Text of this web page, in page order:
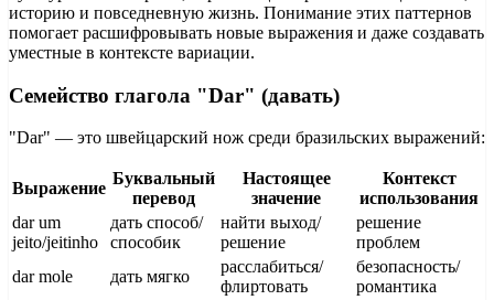
историю и повседневную жизнь. Понимание этих паттернов
помогает расшифровывать новые выражения и даже создавать
уместные в контексте вариации.
Семейство глагола "Dar" (давать)
"Dar" — это швейцарский нож среди бразильских выражений:
Выражение
Буквальный
перевод
Настоящее
значение
Контекст
использования
dar um
jeito/jeitinho
дать способ/
способик
найти выход/
решение
решение
проблем
dar mole
дать мягко
расслабиться/
флиртовать
безопасность/
романтика